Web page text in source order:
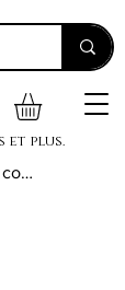
et plus.